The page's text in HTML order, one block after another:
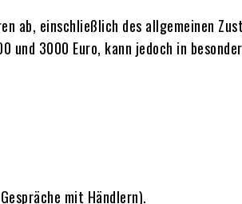
ab, einschließlich des allgemeinen
3000 Euro, kann jedoch in
mit Händlern).